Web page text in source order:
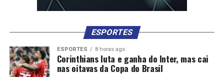
ESPORTES
ESPORTES 8 horas ago
Corinthians luta e ganha do Inter, mas cai
nas oitavas da Copa do Brasil